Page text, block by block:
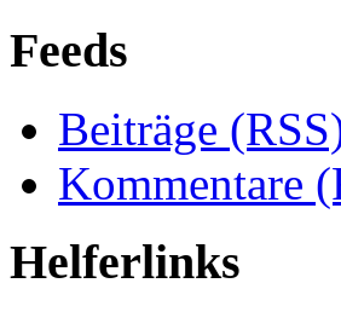
Feeds
Beiträge
Kommentare
Helferlinks